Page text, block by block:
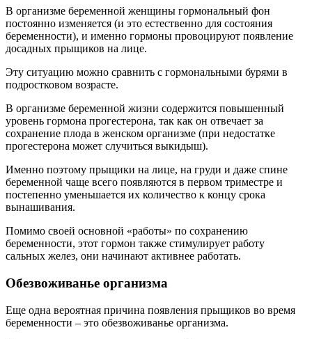
В организме беременной женщины гормональный фон
постоянно изменяется (и это естественно для состояния
беременности), и именно гормоны провоцируют появление
досадных прыщиков на лице.
Эту ситуацию можно сравнить с гормональными бурями в
подростковом возрасте.
В организме беременной жизни содержится повышенный
уровень гормона прогестерона, так как он отвечает за
сохранение плода в женском организме (при недостатке
прогестерона может случиться выкидыш).
Именно поэтому прыщики на лице, на груди и даже спине
беременной чаще всего появляются в первом триместре и
постепенно уменьшается их количество к концу срока
вынашивания.
Помимо своей основной «работы» по сохранению
беременности, этот гормон также стимулирует работу
сальных желез, они начинают активнее работать.
Обезвоживанье организма
Еще одна вероятная причина появления прыщиков во время
беременности – это обезвоживанье организма.